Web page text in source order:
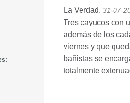
La Verdad, 31-07-
Tres cayucos con
además de los
viernes y que
bañistas se
totalmente